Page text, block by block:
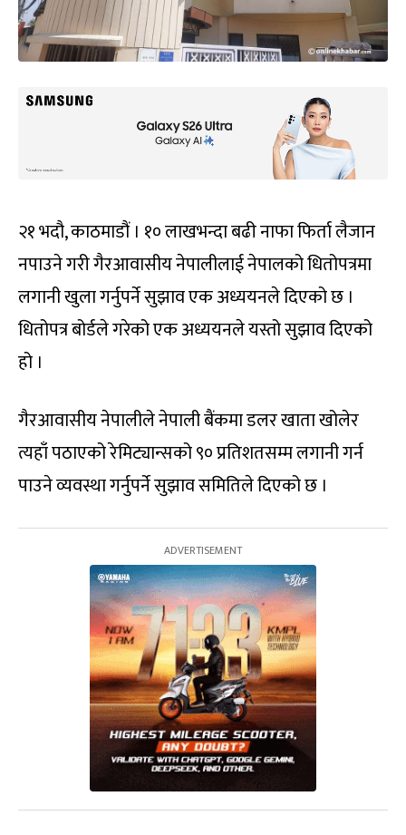
२१ भदौ, काठमाडौं । १० लाखभन्दा बढी नाफा फिर्ता लैजान
नपाउने गरी गैरआवासीय नेपालीलाई नेपालको धितोपत्रमा
लगानी खुला गर्नुपर्ने सुझाव एक अध्ययनले दिएको छ ।
धितोपत्र बोर्डले गरेको एक अध्ययनले यस्तो सुझाव दिएको
हो ।
गैरआवासीय नेपालीले नेपाली बैंकमा डलर खाता खोलेर
त्यहाँ पठाएको रेमिट्यान्सको ९० प्रतिशतसम्म लगानी गर्न
पाउने व्यवस्था गर्नुपर्ने सुझाव समितिले दिएको छ ।